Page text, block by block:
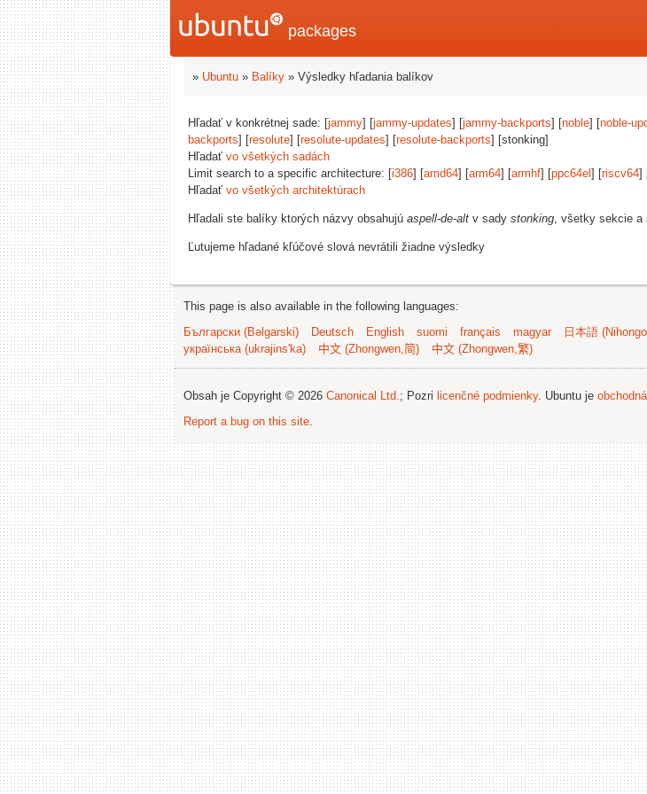
packages
» Ubuntu » Balíky » Výsledky hľadania balíkov
Hľadať v konkrétnej sade: [jammy] [jammy-updates] [jammy-backports] [noble] [noble-
backports] [resolute] [resolute-updates] [resolute-backports] [stonking]
Hľadať vo všetkých sadách
Limit search to a specific architecture: [i386] [amd64] [arm64] [armhf] [ppc64el ] [riscv64]
Hľadať vo všetkých architektúrach
Hľadali ste balíky ktorých názvy obsahujú aspell-de-alt v sady stonking, všetky sekcie a
Ľutujeme hľadané kľúčové slová nevrátili žiadne výsledky
This page is also available in the following languages:
Български (Bəlgarski)
Deutsch English suomi français magyar 日本語
українська (ukrajins'ka)
中文 (Zhongwen,简) 中文 (Zhongwen,繁)
Obsah je Copyright © 2026 Canonical Ltd.; Pozri licenčné podmienky. Ubuntu je
Report a bug on this site.